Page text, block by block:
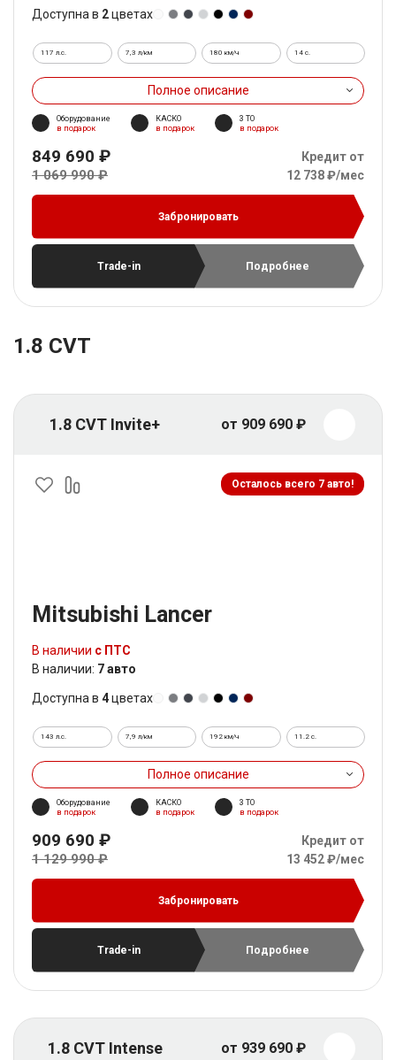
Доступна в 2цветах
117 л.с. 7,3 л/км 180 км/ч 14 c.
Полное описание
Оборудование
в подарок
КАСКО
в подарок
3 ТО
в подарок
849 690 ₽
1 069 990 ₽
Кредит от
12 738 ₽/мес
Забронировать
Trade-in Подробнее
1.8 CVT
1.8 CVT Invite+ от 909 690 ₽
Осталось всего 7 авто!
Mitsubishi Lancer
В наличии с ПТС
В наличии: 7 авто
Доступна в 4цветах
143 л.с. 7,9 л/км 192 км/ч 11.2 c.
Полное описание
Оборудование
в подарок
КАСКО
в подарок
3 ТО
в подарок
909 690 ₽
1 129 990 ₽
Кредит от
13 452 ₽/мес
Забронировать
Trade-in Подробнее
1.8 CVT Intense от 939 690 ₽